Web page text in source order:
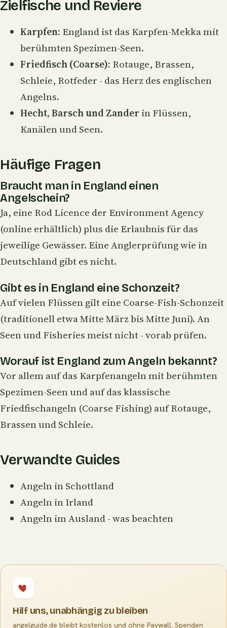
Zielfische und Reviere
Karpfen: England ist das Karpfen-Mekka mit
berühmten Spezimen-Seen.
Friedfisch (Coarse): Rotauge, Brassen,
Schleie, Rotfeder - das Herz des englischen
Angelns.
Hecht, Barsch und Zander in Flüssen,
Kanälen und Seen.
Häufige Fragen
Braucht man in England einen
Angelschein?
Ja, eine Rod Licence der Environment Agency
(online erhältlich) plus die Erlaubnis für das
jeweilige Gewässer. Eine Anglerprüfung wie in
Deutschland gibt es nicht.
Gibt es in England eine Schonzeit?
Auf vielen Flüssen gilt eine Coarse-Fish-Schonzeit
(traditionell etwa Mitte März bis Mitte Juni). An
Seen und Fisheries meist nicht - vorab prüfen.
Worauf ist England zum Angeln bekannt?
Vor allem auf das Karpfenangeln mit berühmten
Spezimen-Seen und auf das klassische
Friedfischangeln (Coarse Fishing) auf Rotauge,
Brassen und Schleie.
Verwandte Guides
Angeln in Schottland
Angeln in Irland
Angeln im Ausland - was beachten
Hilf uns, unabhängig zu bleiben
angelguide.de bleibt kostenlos und ohne Paywall. Spenden